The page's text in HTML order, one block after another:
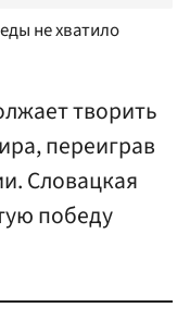
не хватило
творить
переиграв
Словацкая
победу